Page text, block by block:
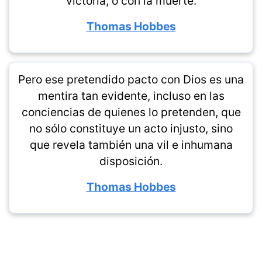
Thomas Hobbes
Pero ese pretendido pacto con Dios es una
mentira tan evidente, incluso en las
conciencias de quienes lo pretenden, que
no sólo constituye un acto injusto, sino
que revela también una vil e inhumana
disposición.
Thomas Hobbes